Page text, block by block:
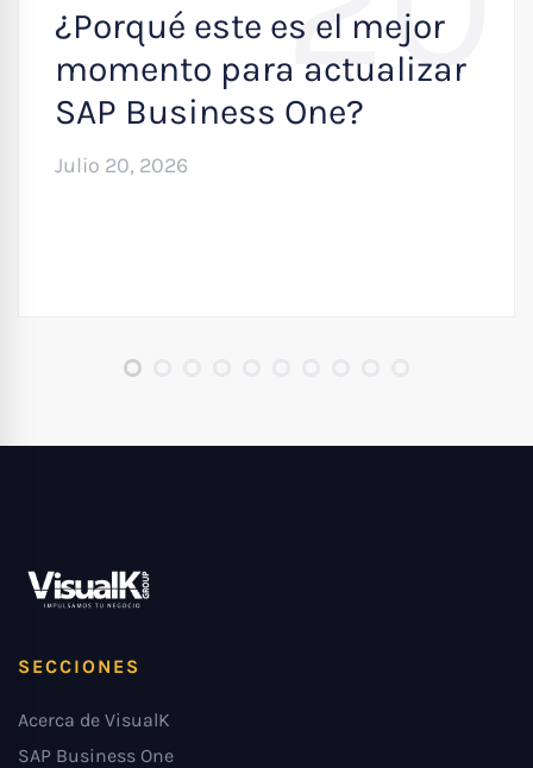
¿Porqué este es el mejor
momento para actualizar
SAP Business One?
Julio 20, 2026
SECCIONES
Acerca de VisualK
SAP Business One